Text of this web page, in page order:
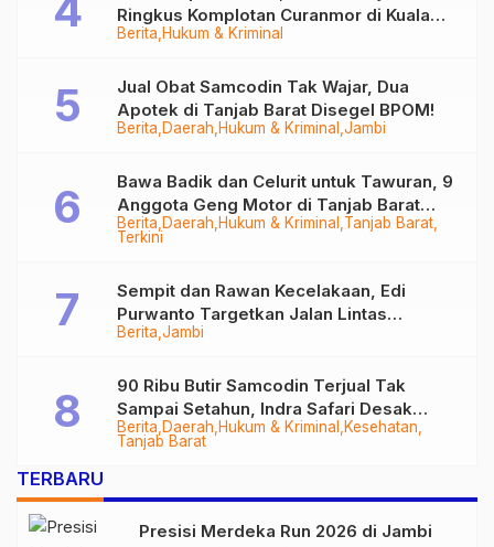
Berita Hukum & Kriminal
Ringkus Komplotan Curanmor di Kuala
Tungkal
Berita Daerah Hukum & Kriminal Jambi
Jual Obat Samcodin Tak Wajar, Dua
Apotek di Tanjab Barat Disegel BPOM!
Berita Daerah Hukum & Kriminal Tanjab Barat
Terkini
Bawa Badik dan Celurit untuk Tawuran, 9
Anggota Geng Motor di Tanjab Barat
Diringkus
Berita Jambi
Sempit dan Rawan Kecelakaan, Edi
Purwanto Targetkan Jalan Lintas
Tungkal-Jambi Mulus di 2028
Berita Daerah Hukum & Kriminal
Kesehatan
Tanjab Barat
90 Ribu Butir Samcodin Terjual Tak
Sampai Setahun, Indra Safari Desak
Audit Menyeluruh
TERBARU
Presisi Merdeka Run 2026 di Jambi